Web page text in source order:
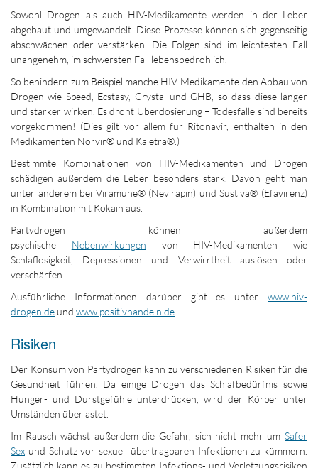
Sowohl Drogen als auch HIV-Medikamente werden in der Leber
abgebaut und umgewandelt. Diese Prozesse können sich gegenseitig
abschwächen oder verstärken. Die Folgen sind im leichtesten Fall
unangenehm, im schwersten Fall lebensbedrohlich.
So behindern zum Beispiel manche HIV-Medikamente den Abbau von
Drogen wie Speed, Ecstasy, Crystal und GHB, so dass diese länger
und stärker wirken. Es droht Überdosierung – Todesfälle sind bereits
vorgekommen! (Dies gilt vor allem für Ritonavir, enthalten in den
Medikamenten Norvir® und Kaletra®.)
Bestimmte Kombinationen von HIV-Medikamenten und Drogen
schädigen außerdem die Leber besonders stark. Davon geht man
unter anderem bei Viramune® (Nevirapin) und Sustiva® (Efavirenz)
in Kombination mit Kokain aus.
Partydrogen können außerdem
psychische Nebenwirkungen von HIV-Medikamenten wie
Schlaflosigkeit, Depressionen und Verwirrtheit auslösen oder
verschärfen.
Ausführliche Informationen darüber gibt es unter www.hiv-
drogen.de und www.positivhandeln.de
Risiken
Der Konsum von Partydrogen kann zu verschiedenen Risiken für die
Gesundheit führen. Da einige Drogen das Schlafbedürfnis sowie
Hunger- und Durstgefühle unterdrücken, wird der Körper unter
Umständen überlastet.
Im Rausch wächst außerdem die Gefahr, sich nicht mehr um Safer
Sex und Schutz vor sexuell übertragbaren Infektionen zu kümmern.
Zusätzlich kann es zu bestimmten Infektions- und Verletzungsrisiken